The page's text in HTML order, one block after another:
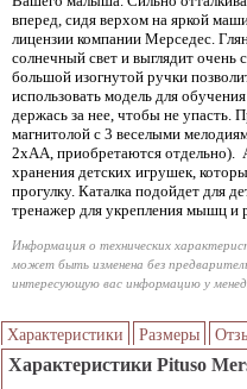
вперед, сидя верхом на яркой
лицензии компании Мерседес.
солнечный свет и выглядит очень
большой изогнутой ручки
использовать модель для
держась за нее, чтобы не упасть.
магнитолой с 3 веселыми
2хАА, приобретаются отдельно).
хранения детских игрушек,
прогулку. Каталка подойдет для
тренажер для укрепления мышц и
Информация о технических
может быть изменена без
интересующую вас информацию у
Характеристики Размеры
Характеристики Pituso